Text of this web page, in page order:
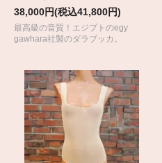
38,000円(税込41,800円)
最高級の音質！エジプトのegy
gawhara社製のダラブッカ。